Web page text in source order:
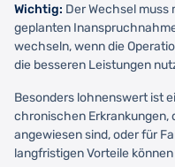
Wichtig: Der Wechsel
geplanten
wechseln, wenn die
die besseren Leistungen
Besonders lohnenswert ist
chronischen Erkrankungen,
angewiesen sind, oder für
langfristigen Vorteile